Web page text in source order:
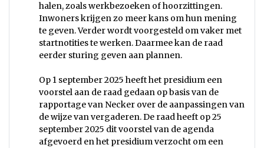
halen, zoals werkbezoeken of hoorzittingen.
Inwoners krijgen zo meer kans om hun mening
te geven. Verder wordt voorgesteld om vaker met
startnotities te werken. Daarmee kan de raad
eerder sturing geven aan plannen.
Op 1 september 2025 heeft het presidium een
voorstel aan de raad gedaan op basis van de
rapportage van Necker over de aanpassingen van
de wijze van vergaderen. De raad heeft op 25
september 2025 dit voorstel van de agenda
afgevoerd en het presidium verzocht om een